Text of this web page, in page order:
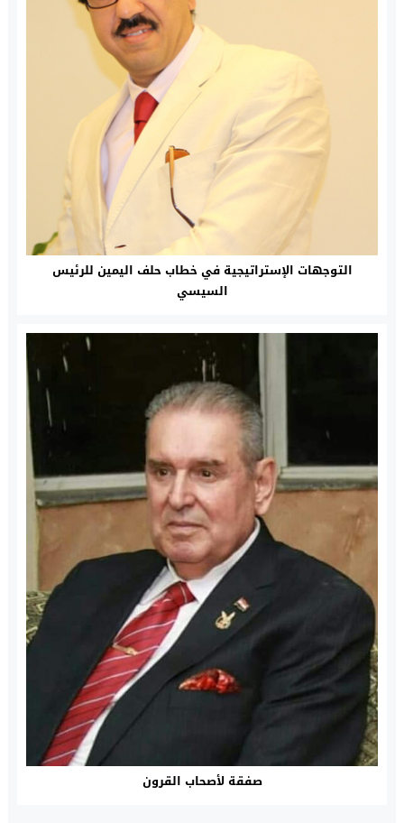
التوجهات الإستراتيجية في خطاب حلف اليمين للرئيس
السيسي
صفقة لأصحاب القرون